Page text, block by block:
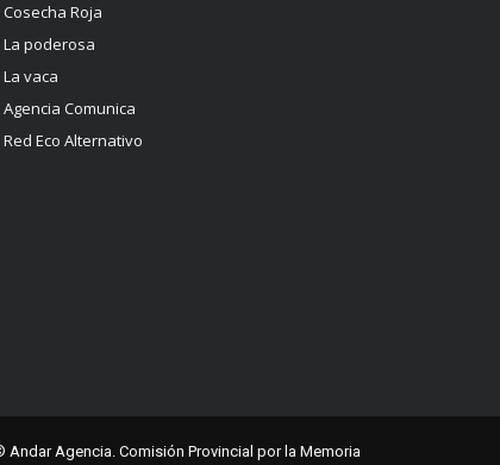
Cosecha Roja
La poderosa
La vaca
Agencia Comunica
Red Eco Alternativo
Andar Agencia. Comisión Provincial por la Memoria